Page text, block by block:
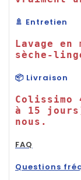
🚿 Entretien
Lavage en
📦 Livraison
Colissimo
à 15
nous.
FAQ
Questions